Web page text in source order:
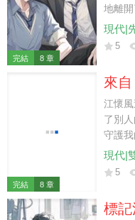
的腳
完結 8 章
地離
新任
狠手
現代|
5
完結 8 章
來
江懷
了別
守護
全城
了繼
下子
現代|
5
標